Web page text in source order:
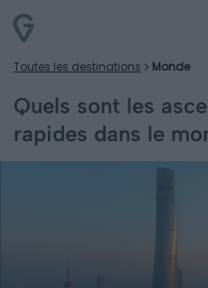
Toutes les destinations Monde
Quels sont les
rapides dans le